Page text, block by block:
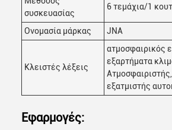
υποβολή
συσκευασίας
6 τεμάχια/1
Ονομασία μάρκας JNA
Κλειστές λέξεις
ατμοσφαιρικός
εξαρτήματα
εξατμιστής
Εφαρμογές: